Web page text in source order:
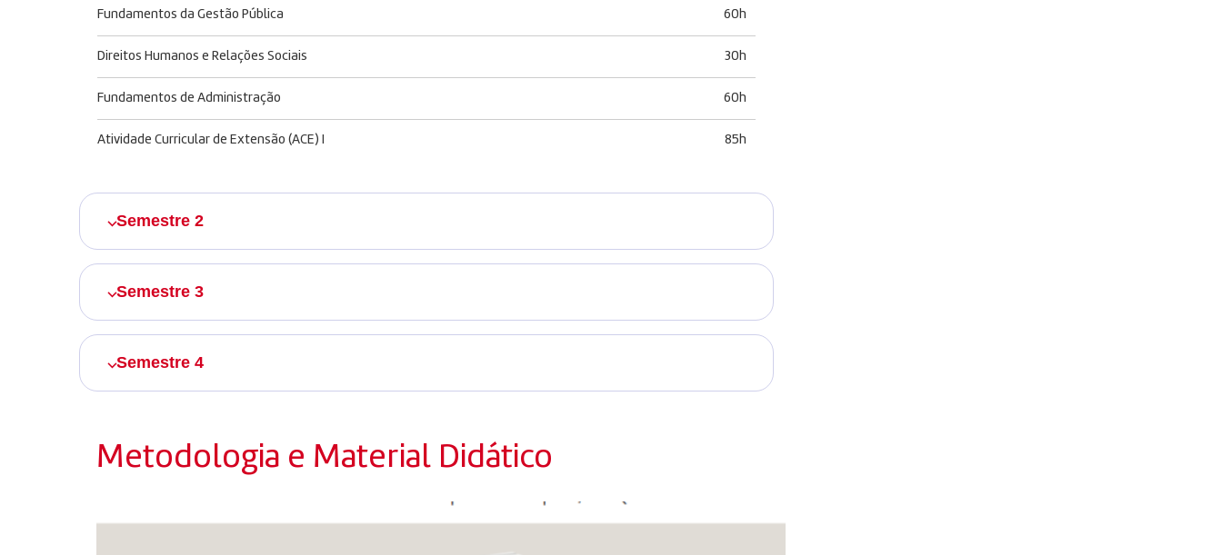
Fundamentos da Gestão Pública 60h
Direitos Humanos e Relações Sociais 30h
Fundamentos de Administração 60h
Atividade Curricular de Extensão (ACE) I 85h
Semestre 2
Semestre 3
Semestre 4
Metodologia e Material Didático